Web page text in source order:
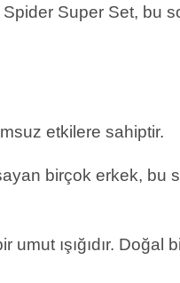
Super Set, bu
etkilere sahiptir.
birçok erkek, bu
ışığıdır. Doğal